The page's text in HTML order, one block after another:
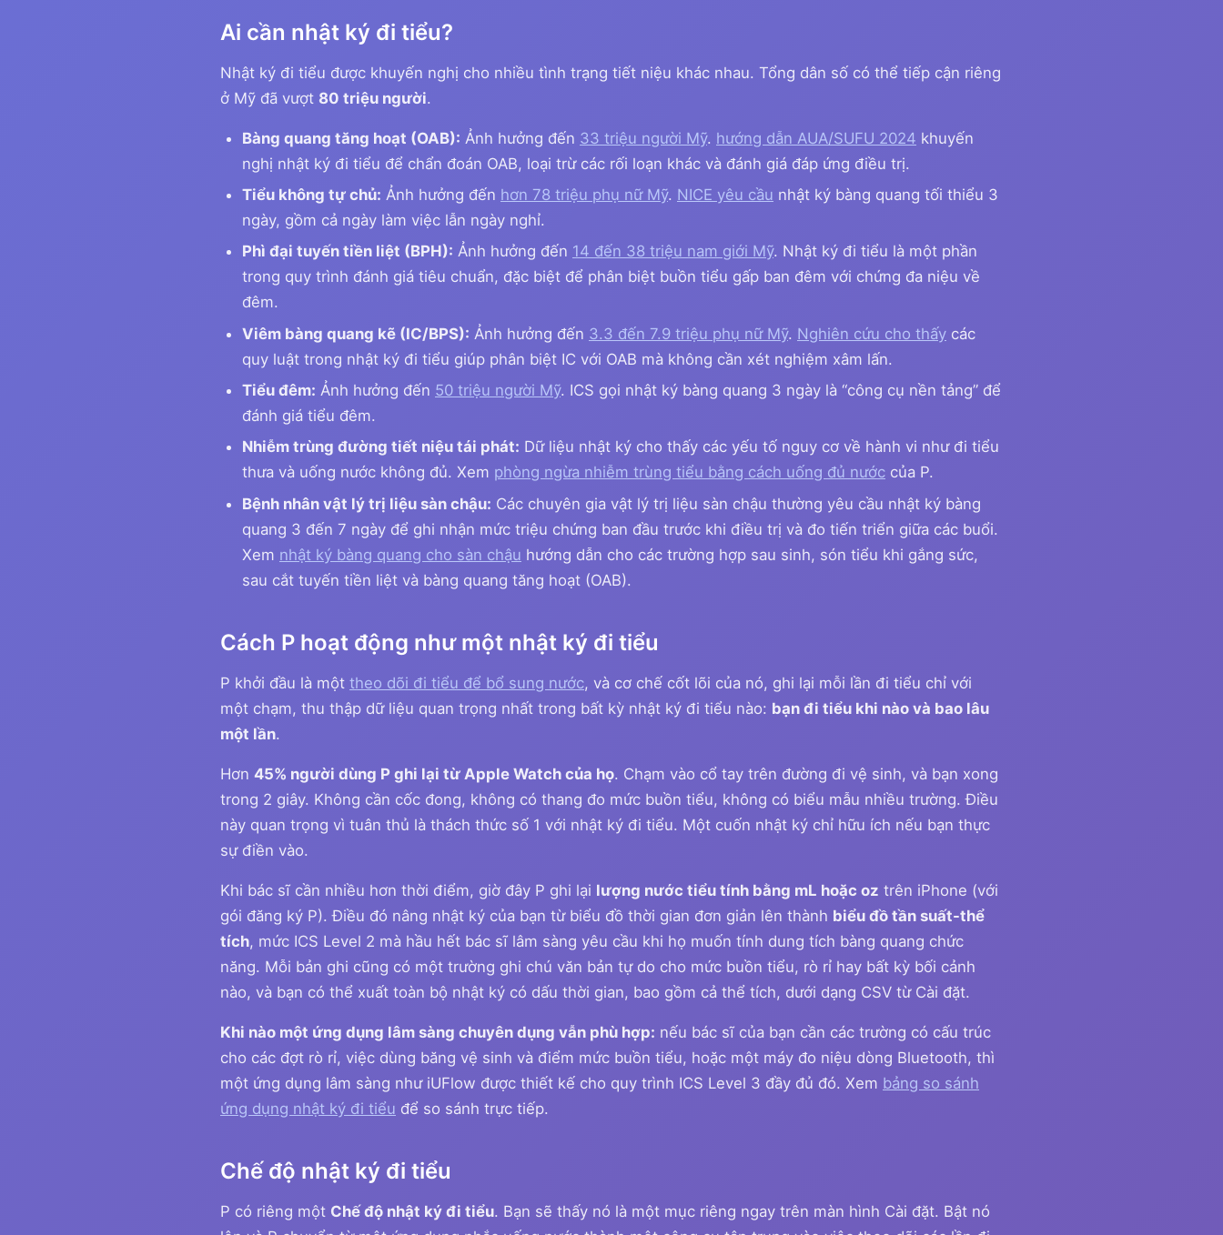
Ai cần nhật ký đi tiểu?
Nhật ký đi tiểu được khuyến nghị cho nhiều tình trạng tiết niệu khác nhau. Tổng dân số có thể tiếp cận riêng
ở Mỹ đã vượt 80 triệu người.
Bàng quang tăng hoạt (OAB): Ảnh hưởng đến 33 triệu người Mỹ. hướng dẫn AUA/SUFU 2024 khuyến
nghị nhật ký đi tiểu để chẩn đoán OAB, loại trừ các rối loạn khác và đánh giá đáp ứng điều trị.
Tiểu không tự chủ: Ảnh hưởng đến hơn 78 triệu phụ nữ Mỹ. NICE yêu cầu nhật ký bàng quang tối thiểu 3
ngày, gồm cả ngày làm việc lẫn ngày nghỉ.
Phì đại tuyến tiền liệt (BPH): Ảnh hưởng đến 14 đến 38 triệu nam giới Mỹ. Nhật ký đi tiểu là một phần
trong quy trình đánh giá tiêu chuẩn, đặc biệt để phân biệt buồn tiểu gấp ban đêm với chứng đa niệu về
đêm.
Viêm bàng quang kẽ (IC/BPS): Ảnh hưởng đến 3.3 đến 7.9 triệu phụ nữ Mỹ. Nghiên cứu cho thấy các
quy luật trong nhật ký đi tiểu giúp phân biệt IC với OAB mà không cần xét nghiệm xâm lấn.
Tiểu đêm: Ảnh hưởng đến 50 triệu người Mỹ. ICS gọi nhật ký bàng quang 3 ngày là “công cụ nền tảng” để
đánh giá tiểu đêm.
Nhiễm trùng đường tiết niệu tái phát: Dữ liệu nhật ký cho thấy các yếu tố nguy cơ về hành vi như đi tiểu
thưa và uống nước không đủ. Xem phòng ngừa nhiễm trùng tiểu bằng cách uống đủ nước của P.
Bệnh nhân vật lý trị liệu sàn chậu: Các chuyên gia vật lý trị liệu sàn chậu thường yêu cầu nhật ký bàng
quang 3 đến 7 ngày để ghi nhận mức triệu chứng ban đầu trước khi điều trị và đo tiến triển giữa các buổi.
Xem nhật ký bàng quang cho sàn chậu hướng dẫn cho các trường hợp sau sinh, són tiểu khi gắng sức,
sau cắt tuyến tiền liệt và bàng quang tăng hoạt (OAB).
Cách P hoạt động như một nhật ký đi tiểu
P khởi đầu là một theo dõi đi tiểu để bổ sung nước, và cơ chế cốt lõi của nó, ghi lại mỗi lần đi tiểu chỉ với
một chạm, thu thập dữ liệu quan trọng nhất trong bất kỳ nhật ký đi tiểu nào: bạn đi tiểu khi nào và bao lâu
một lần.
Hơn 45% người dùng P ghi lại từ Apple Watch của họ. Chạm vào cổ tay trên đường đi vệ sinh, và bạn xong
trong 2 giây. Không cần cốc đong, không có thang đo mức buồn tiểu, không có biểu mẫu nhiều trường. Điều
này quan trọng vì tuân thủ là thách thức số 1 với nhật ký đi tiểu. Một cuốn nhật ký chỉ hữu ích nếu bạn thực
sự điền vào.
Khi bác sĩ cần nhiều hơn thời điểm, giờ đây P ghi lại lượng nước tiểu tính bằng mL hoặc oz trên iPhone (với
gói đăng ký P). Điều đó nâng nhật ký của bạn từ biểu đồ thời gian đơn giản lên thành biểu đồ tần suất-thể
tích, mức ICS Level 2 mà hầu hết bác sĩ lâm sàng yêu cầu khi họ muốn tính dung tích bàng quang chức
năng. Mỗi bản ghi cũng có một trường ghi chú văn bản tự do cho mức buồn tiểu, rò rỉ hay bất kỳ bối cảnh
nào, và bạn có thể xuất toàn bộ nhật ký có dấu thời gian, bao gồm cả thể tích, dưới dạng CSV từ Cài đặt.
Khi nào một ứng dụng lâm sàng chuyên dụng vẫn phù hợp: nếu bác sĩ của bạn cần các trường có cấu trúc
cho các đợt rò rỉ, việc dùng băng vệ sinh và điểm mức buồn tiểu, hoặc một máy đo niệu dòng Bluetooth, thì
một ứng dụng lâm sàng như iUFlow được thiết kế cho quy trình ICS Level 3 đầy đủ đó. Xem bảng so sánh
ứng dụng nhật ký đi tiểu để so sánh trực tiếp.
Chế độ nhật ký đi tiểu
P có riêng một Chế độ nhật ký đi tiểu. Bạn sẽ thấy nó là một mục riêng ngay trên màn hình Cài đặt. Bật nó